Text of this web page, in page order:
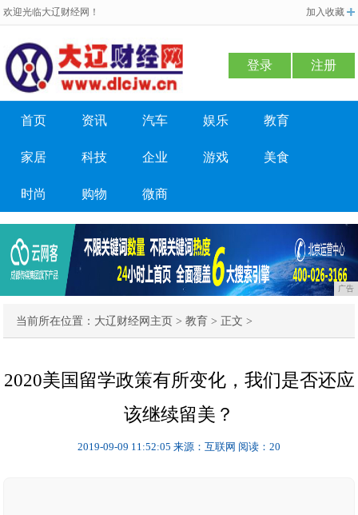
欢迎光临大辽财经网！ 加入收藏
登录 注册
首页 资讯 汽车 娱乐 教育
家居 科技 企业 游戏 美食
时尚 购物 微商
广告
当前所在位置： 大辽财经网主页 >教育 > 正文 >
2020美国留学政策有所变化，我们是否还应
该继续留美？
2019-09-09 11:52:05 来源：互联网 阅读：20